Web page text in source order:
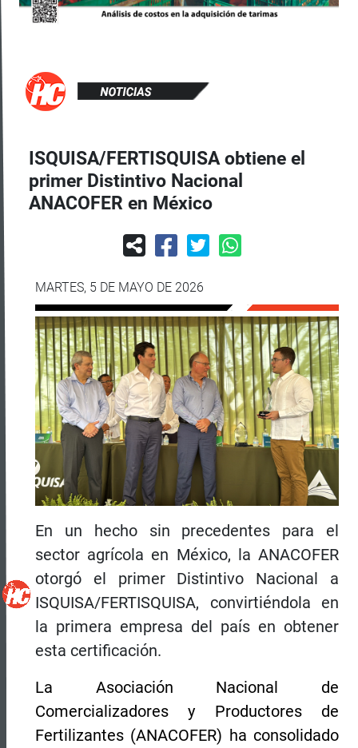
ISQUISA/FERTISQUISA obtiene el
primer Distintivo Nacional
ANACOFER en México
MARTES, 5 DE MAYO DE 2026
En un hecho sin precedentes para el
sector agrícola en México, la ANACOFER
otorgó el primer Distintivo Nacional a
ISQUISA/FERTISQUISA, convirtiéndola en
la primera empresa del país en obtener
esta certificación.
La Asociación Nacional de
Comercializadores y Productores de
Fertilizantes (ANACOFER) ha consolidado